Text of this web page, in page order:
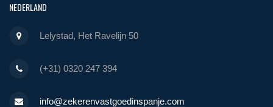
NEDERLAND
Lelystad, Het Ravelijn 50
(+31) 0320 247 394
info@zekerenvastgoedinspanje.com